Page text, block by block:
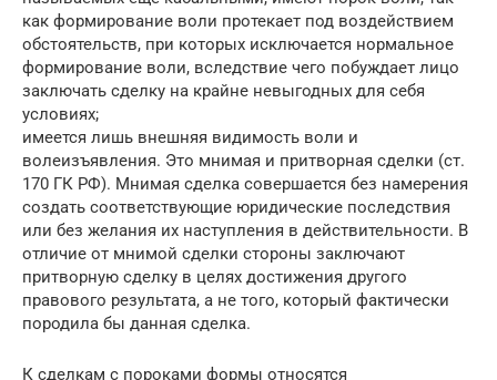
как формирование воли протекает под воздействием
обстоятельств, при которых исключается нормальное
формирование воли, вследствие чего побуждает лицо
заключать сделку на крайне невыгодных для себя
условиях;
имеется лишь внешняя видимость воли и
волеизъявления. Это мнимая и притворная сделки (ст.
170 ГК РФ). Мнимая сделка совершается без намерения
создать соответствующие юридические последствия
или без желания их наступления в действительности. В
отличие от мнимой сделки стороны заключают
притворную сделку в целях достижения другого
правового результата, а не того, который фактически
породила бы данная сделка.
К сделкам с пороками формы относятся